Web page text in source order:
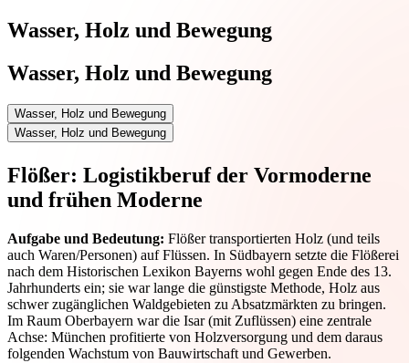
Wasser, Holz und Bewegung
Wasser, Holz und Bewegung
Wasser, Holz und Bewegung
Wasser, Holz und Bewegung
Flößer: Logistikberuf der Vormoderne
und frühen Moderne
Aufgabe und Bedeutung: Flößer transportierten Holz (und teils
auch Waren/Personen) auf Flüssen. In Südbayern setzte die Flößerei
nach dem Historischen Lexikon Bayerns wohl gegen Ende des 13.
Jahrhunderts ein; sie war lange die günstigste Methode, Holz aus
schwer zugänglichen Waldgebieten zu Absatzmärkten zu bringen.
Im Raum Oberbayern war die Isar (mit Zuflüssen) eine zentrale
Achse: München profitierte von Holzversorgung und dem daraus
folgenden Wachstum von Bauwirtschaft und Gewerben.